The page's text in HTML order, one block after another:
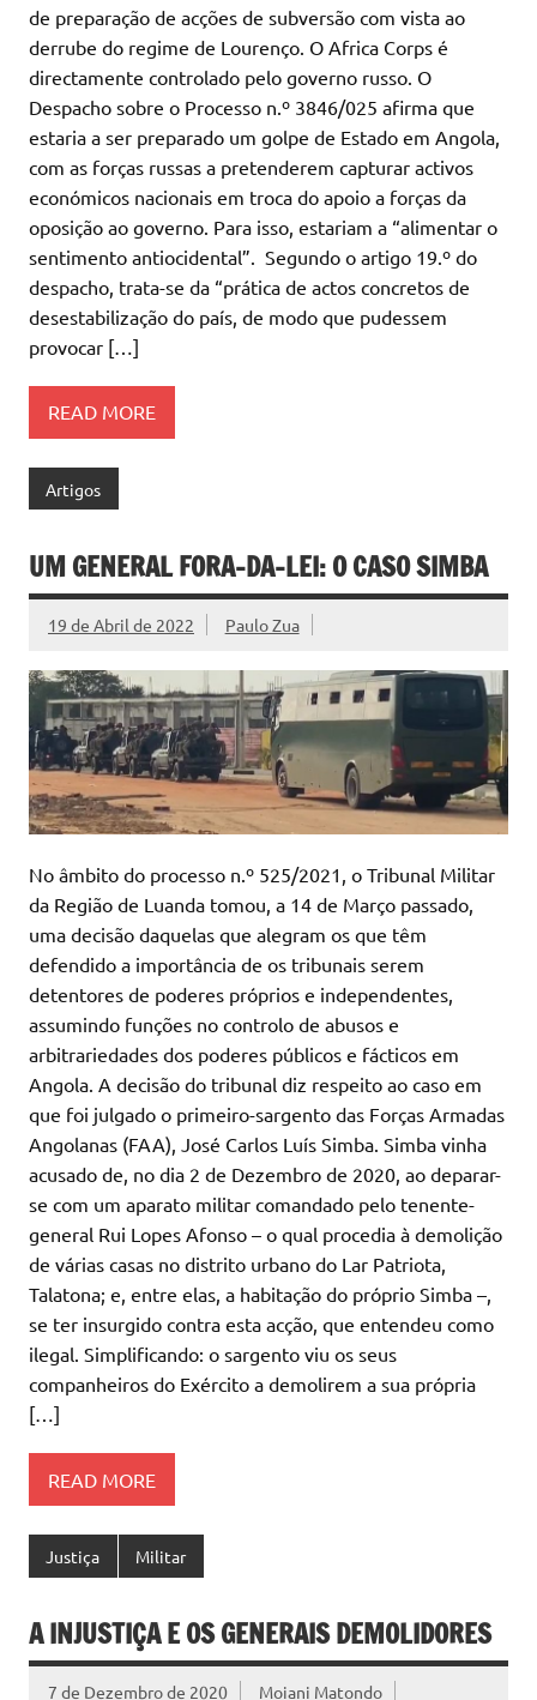
de preparação de acções de subversão com vista ao
derrube do regime de Lourenço. O Africa Corps é
directamente controlado pelo governo russo. O
Despacho sobre o Processo n.º 3846/025 afirma que
estaria a ser preparado um golpe de Estado em Angola,
com as forças russas a pretenderem capturar activos
económicos nacionais em troca do apoio a forças da
oposição ao governo. Para isso, estariam a “alimentar o
sentimento antiocidental”. Segundo o artigo 19.º do
despacho, trata-se da “prática de actos concretos de
desestabilização do país, de modo que pudessem
provocar […]
READ MORE
Artigos
UM GENERAL FORA-DA-LEI: O CASO SIMBA
19 de Abril de 2022 Paulo Zua
No âmbito do processo n.º 525/2021, o Tribunal Militar
da Região de Luanda tomou, a 14 de Março passado,
uma decisão daquelas que alegram os que têm
defendido a importância de os tribunais serem
detentores de poderes próprios e independentes,
assumindo funções no controlo de abusos e
arbitrariedades dos poderes públicos e fácticos em
Angola. A decisão do tribunal diz respeito ao caso em
que foi julgado o primeiro-sargento das Forças Armadas
Angolanas (FAA), José Carlos Luís Simba. Simba vinha
acusado de, no dia 2 de Dezembro de 2020, ao deparar-
se com um aparato militar comandado pelo tenente-
general Rui Lopes Afonso – o qual procedia à demolição
de várias casas no distrito urbano do Lar Patriota,
Talatona; e, entre elas, a habitação do próprio Simba –,
se ter insurgido contra esta acção, que entendeu como
ilegal. Simplificando: o sargento viu os seus
companheiros do Exército a demolirem a sua própria
[…]
READ MORE
Justiça Militar
A INJUSTIÇA E OS GENERAIS DEMOLIDORES
7 de Dezembro de 2020 Moiani Matondo